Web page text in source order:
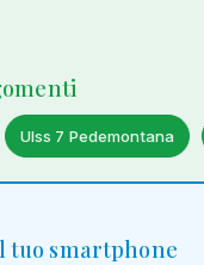
Ulss 7 Pedemontana
tuo smartphone